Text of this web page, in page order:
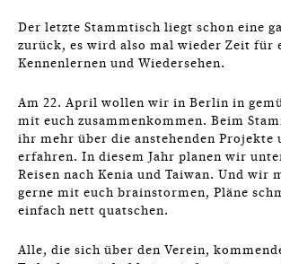
Der letzte Stammtisch liegt schon eine
zurück, es wird also mal wieder Zeit für
Kennenlernen und Wiedersehen.
Am 22. April wollen wir in Berlin in
mit euch zusammenkommen. Beim
ihr mehr über die anstehenden Projekte
erfahren. In diesem Jahr planen wir
Reisen nach Kenia und Taiwan. Und wir
gerne mit euch brainstormen, Pläne
einfach nett quatschen.
Alle, die sich über den Verein,